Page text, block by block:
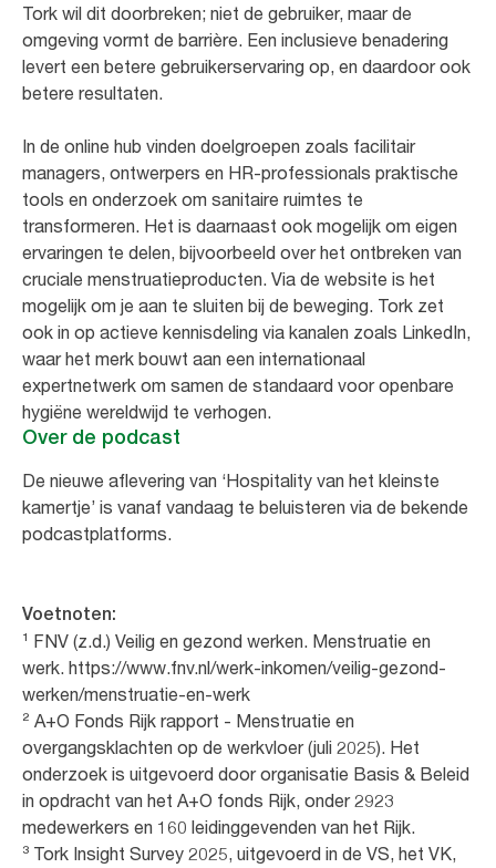
Tork wil dit doorbreken; niet de gebruiker, maar de
omgeving vormt de barrière. Een inclusieve benadering
levert een betere gebruikerservaring op, en daardoor ook
betere resultaten.
In de online hub vinden doelgroepen zoals facilitair
managers, ontwerpers en HR-professionals praktische
tools en onderzoek om sanitaire ruimtes te
transformeren. Het is daarnaast ook mogelijk om eigen
ervaringen te delen, bijvoorbeeld over het ontbreken van
cruciale menstruatieproducten. Via de website is het
mogelijk om je aan te sluiten bij de beweging. Tork zet
ook in op actieve kennisdeling via kanalen zoals LinkedIn,
waar het merk bouwt aan een internationaal
expertnetwerk om samen de standaard voor openbare
hygiëne wereldwijd te verhogen.
Over de podcast
De nieuwe aflevering van ‘Hospitality van het kleinste
kamertje’ is vanaf vandaag te beluisteren via de bekende
podcastplatforms.
Voetnoten:
¹ FNV (z.d.) Veilig en gezond werken. Menstruatie en
werk. https://www.fnv.nl/werk-inkomen/veilig-gezond-
werken/menstruatie-en-werk
² A+O Fonds Rijk rapport - Menstruatie en
overgangsklachten op de werkvloer (juli 2025). Het
onderzoek is uitgevoerd door organisatie Basis & Beleid
in opdracht van het A+O fonds Rijk, onder 2923
medewerkers en 160 leidinggevenden van het Rijk.
³ Tork Insight Survey 2025, uitgevoerd in de VS, het VK,